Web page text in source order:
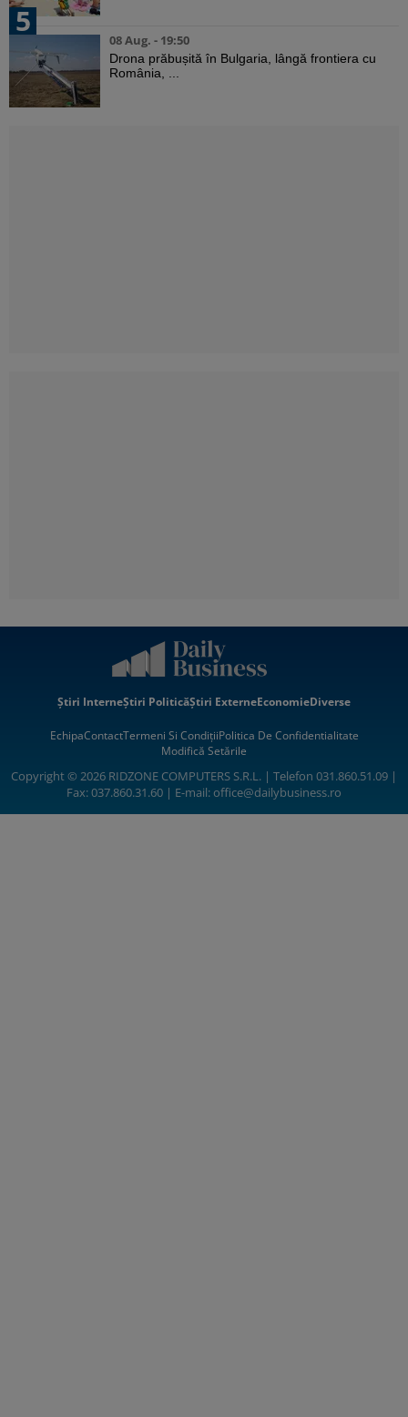
5
08 Aug. - 19:50
Drona prăbușită în Bulgaria, lângă frontiera cu
România, ...
Știri InterneȘtiri PoliticăȘtiri ExterneEconomieDiverse
EchipaContactTermeni Si CondițiiPolitica De Confidentialitate
Modifică Setările
Copyright © 2026 RIDZONE COMPUTERS S.R.L. | Telefon 031.860.51.09 |
Fax: 037.860.31.60 | E-mail:office@dailybusiness.ro